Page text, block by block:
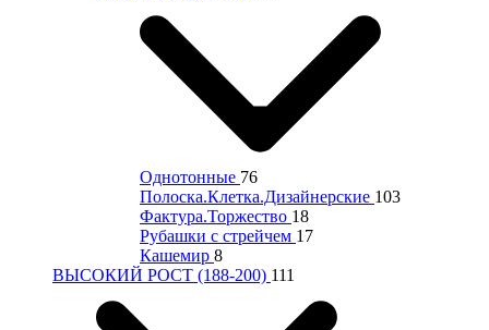
Однотонные 76
Полоска.Клетка.Дизайнерские 103
Фактура.Торжество 18
Рубашки с стрейчем 17
Кашемир 8
ВЫСОКИЙ РОСТ (188-200) 111